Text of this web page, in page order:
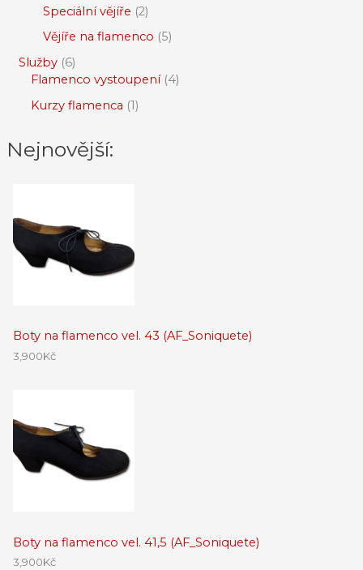
Speciální vějíře 2
Vějíře na flamenco 5
Služby 6
Flamenco vystoupení 4
Kurzy flamenca 1
Nejnovější:
Boty na flamenco vel. 43 (AF_Soniquete)
3,900Kč
Boty na flamenco vel. 41,5 (AF_Soniquete)
3,900Kč